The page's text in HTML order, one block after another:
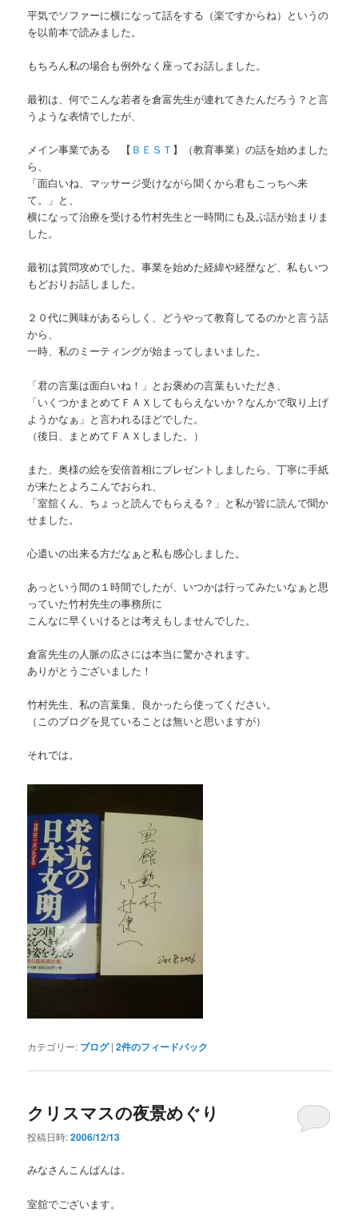
平気でソファーに横になって話をする（楽ですからね）というの
を以前本で読みました。
もちろん私の場合も例外なく座ってお話しました。
最初は、何でこんな若者を倉富先生が連れてきたんだろう？と言
うような表情でしたが、
メイン事業である 【 ＢＥＳＴ 】（教育事業）の話を始めました
ら、
「面白いね、マッサージ受けながら聞くから君もこっちへ来
て。」と、
横になって治療を受ける竹村先生と一時間にも及ぶ話が始まりま
した。
最初は質問攻めでした。事業を始めた経緯や経歴など、私もいつ
もどおりお話しました。
２０代に興味があるらしく、どうやって教育してるのかと言う話
から、
一時、私のミーティングが始まってしまいました。
「君の言葉は面白いね！」とお褒めの言葉もいただき、
「いくつかまとめてＦＡＸしてもらえないか？なんかで取り上げ
ようかなぁ」と言われるほどでした。
（後日、まとめてＦＡＸしました。）
また、奥様の絵を安倍首相にプレゼントしましたら、丁寧に手紙
が来たとよろこんでおられ、
「室舘くん、ちょっと読んでもらえる？」と私が皆に読んで聞か
せました。
心遣いの出来る方だなぁと私も感心しました。
あっという間の１時間でしたが、いつかは行ってみたいなぁと思
っていた竹村先生の事務所に
こんなに早くいけるとは考えもしませんでした。
倉富先生の人脈の広さには本当に驚かされます。
ありがとうございました！
竹村先生、私の言葉集、良かったら使ってください。
（このブログを見ていることは無いと思いますが）
それでは。
カテゴリー: ブログ |2件のフィードバック
クリスマスの夜景めぐり
投稿日時:2006/12/13
みなさんこんばんは。
室舘でございます。